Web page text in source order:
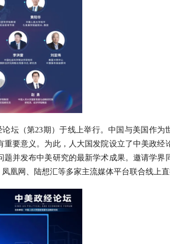
坛（第23期）于线上举行。中国与美国作为
要意义。为此，人大国发院设立了中美政经
并发布中美研究的最新学术成果。邀请学界
凰网、陆想汇等多家主流媒体平台联合线上